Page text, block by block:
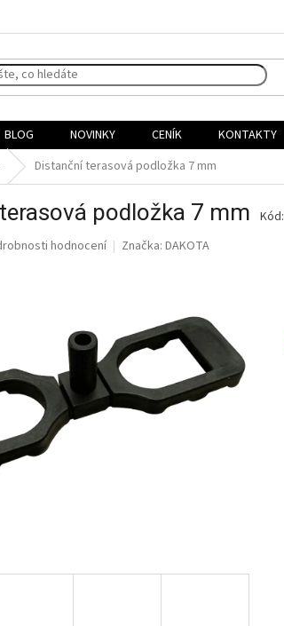
BLOG NOVINKY CENÍK KONTAKTY
Distanční terasová podložka 7 mm
podložka 7 mm Kód:
hodnocení Značka: DAKOTA